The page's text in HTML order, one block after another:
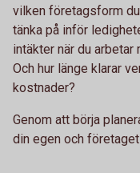
vilken företagsform
tänka på inför
intäkter när du arbetar
Och hur länge klarar
kostnader?
Genom att börja
din egen och